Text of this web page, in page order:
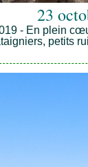
23
- En plein
petits